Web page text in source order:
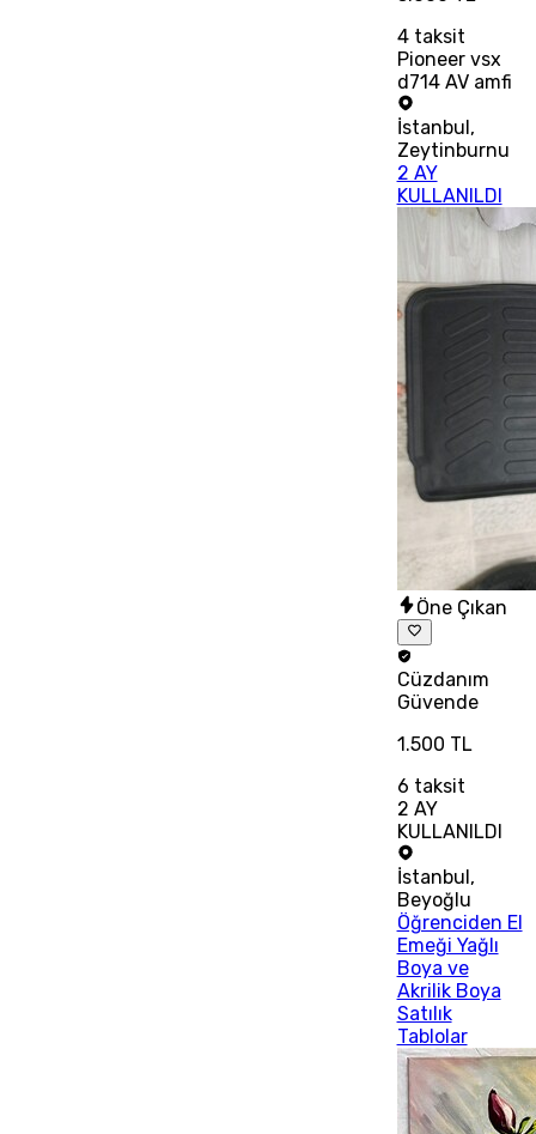
4taksit
Pioneer vsx
d714 AV amfi
İstanbul,
Zeytinburnu
2 AY
KULLANILDI
Öne Çıkan
Cüzdanım
Güvende
1.500 TL
6 taksit
2 AY
KULLANILDI
İstanbul,
Beyoğlu
Öğrenciden El
Emeği Yağlı
Boya ve
Akrilik Boya
Satılık
Tablolar